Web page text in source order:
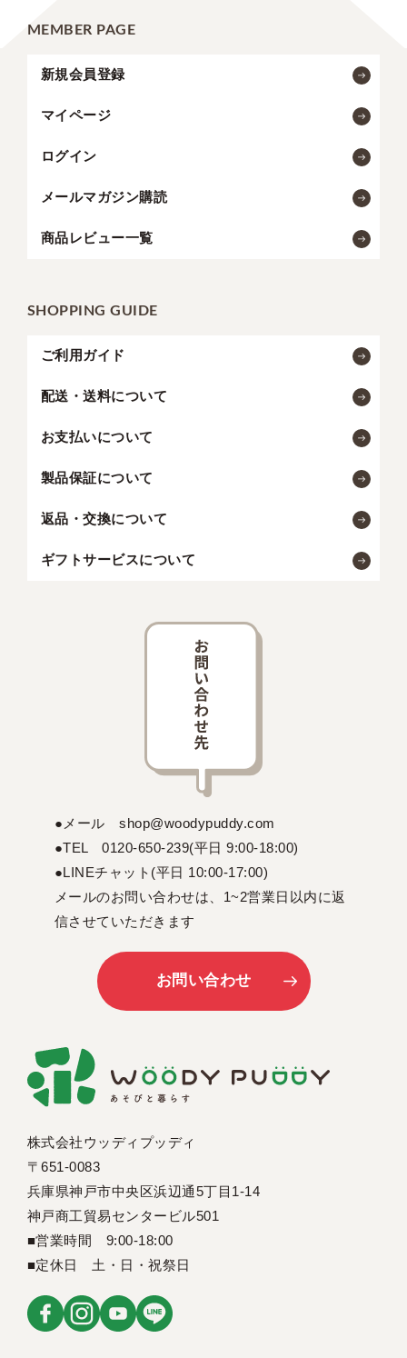
MEMBER PAGE
新規会員登録
マイページ
ログイン
メールマガジン購読
商品レビュー一覧
SHOPPING GUIDE
ご利用ガイド
配送・送料について
お支払いについて
製品保証について
返品・交換について
ギフトサービスについて
株式会社ウッディプッディ
〒651-0083
兵庫県神戸市中央区浜辺通5丁目1-14
神戸商工貿易センタービル501
■営業時間 9:00-18:00
■定休日 土・日・祝祭日
●メール shop@woodypuddy.com
●TEL 0120-650-239(平日 9:00-18:00)
●LINEチャット(平日 10:00-17:00)
メールのお問い合わせは、1~2営業日以内に返
信させていただきます
お問い合わせ